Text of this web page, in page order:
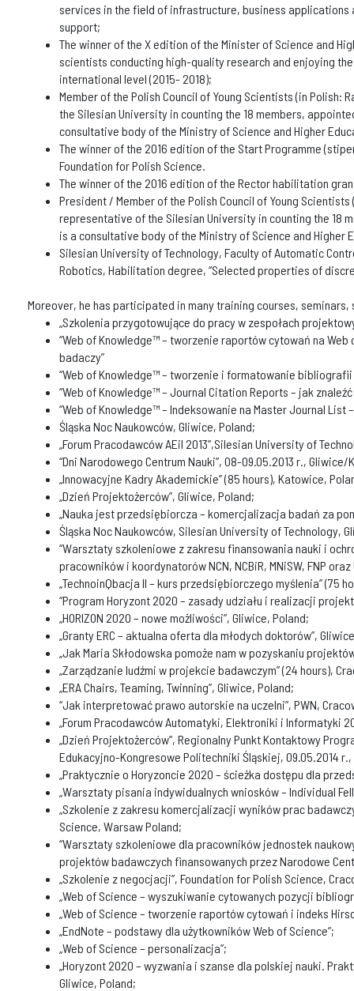
services in the field of infrastructure, business
support;
The winner of the X edition of the Minister of Science and
scientists conducting high-quality research and enjoying
international level (2015- 2018);
Member of the Polish Council of Young Scientists (in Polish:
the Silesian University in counting the 18 members,
consultative body of the Ministry of Science and Higher
The winner of the 2016 edition of the Start Programme
Foundation for Polish Science.
The winner of the 2016 edition of the Rector habilitation
President / Member of the Polish Council of Young Scientists
representative of the Silesian University in counting the 18
is a consultative body of the Ministry of Science and Higher
Silesian University of Technology, Faculty of Automatic
Robotics, Habilitation degree, “Selected properties of
Moreover, he has participated in many training courses,
„Szkolenia przygotowujące do pracy w zespołach
“Web of Knowledge™ – tworzenie raportów cytowań na
badaczy”
“Web of Knowledge™ – tworzenie i formatowanie bibliografii
“Web of Knowledge™ – Journal Citation Reports – jak
“Web of Knowledge™ – Indeksowanie na Master Journal
Śląska Noc Naukowców, Gliwice, Poland;
„Forum Pracodawców AEiI 2013”,Silesian University of
“Dni Narodowego Centrum Nauki”, 08-09.05.2013 r.,
„Innowacyjne Kadry Akademickie” (85 hours), Katowice,
„Dzień Projektożerców”, Gliwice, Poland;
„Nauka jest przedsiębiorcza – komercjalizacja badań za
Śląska Noc Naukowców, Silesian University of Technology,
“Warsztaty szkoleniowe z zakresu finansowania nauki i
pracowników i koordynatorów NCN, NCBiR, MNiSW, FNP oraz
„TechnoinQbacja II – kurs przedsiębiorczego myślenia” (75
“Program Horyzont 2020 – zasady udziału i realizacji
„HORIZON 2020 – nowe możliwości”, Gliwice, Poland;
„Granty ERC – aktualna oferta dla młodych doktorów”,
„Jak Maria Skłodowska pomoże nam w pozyskaniu
„Zarządzanie ludźmi w projekcie badawczym” (24 hours),
„ERA Chairs, Teaming, Twinning”, Gliwice, Poland;
“Jak interpretować prawo autorskie na uczelni”, PWN,
„Forum Pracodawców Automatyki, Elektroniki i Informatyki
„Dzień Projektożerców”, Regionalny Punkt Kontaktowy
Edukacyjno-Kongresowe Politechniki Śląskiej, 09.05.2014
„Praktycznie o Horyzoncie 2020 – ścieżka dostępu dla
„Warsztaty pisania indywidualnych wniosków – Individual
„Szkolenie z zakresu komercjalizacji wyników prac
Science, Warsaw Poland;
“Warsztaty szkoleniowe dla pracowników jednostek
projektów badawczych finansowanych przez Narodowe
„Szkolenie z negocjacji”, Foundation for Polish Science,
„Web of Science – wyszukiwanie cytowanych pozycji
„Web of Science – tworzenie raportów cytowań i indeks
„EndNote – podstawy dla użytkowników Web of Science”;
„Web of Science – personalizacja”;
„Horyzont 2020 – wyzwania i szanse dla polskiej nauki.
Gliwice, Poland;